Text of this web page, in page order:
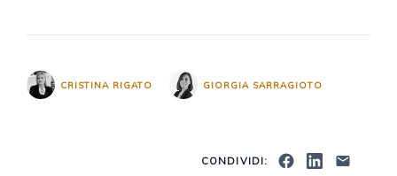
CRISTINA RIGATO GIORGIA SARRAGIOTO
CONDIVIDI: